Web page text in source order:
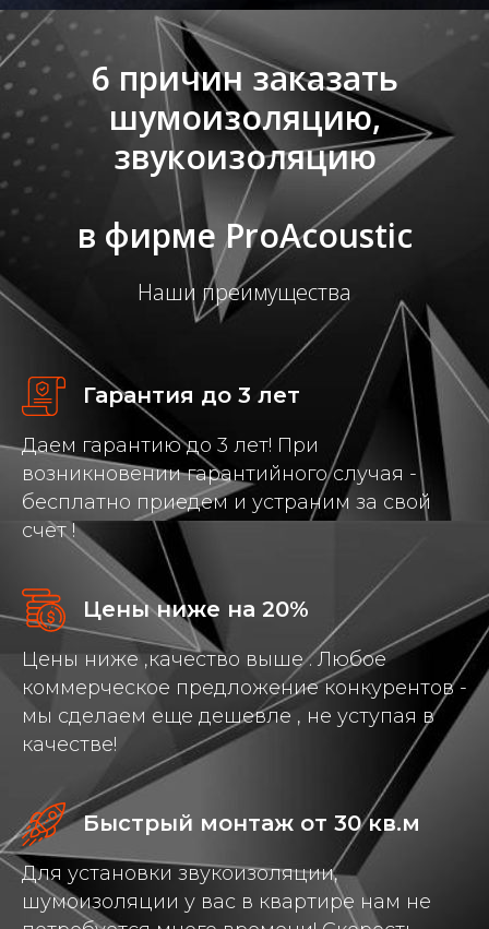
6 причин заказать
шумоизоляцию,
звукоизоляцию
в фирме ProAcoustic
Наши преимущества
Гарантия до 3 лет
Даем гарантию до 3 лет! При
возникновении гарантийного случая -
бесплатно приедем и устраним за свой
счет !
Цены ниже на 20%
Цены ниже ,качество выше . Любое
коммерческое предложение конкурентов -
мы сделаем еще дешевле , не уступая в
качестве!
Быстрый монтаж от 30 кв.м
Для установки звукоизоляции,
шумоизоляции у вас в квартире нам не